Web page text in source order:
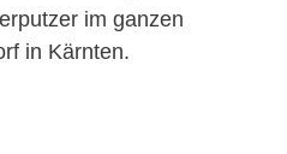
im ganzen
in Kärnten.